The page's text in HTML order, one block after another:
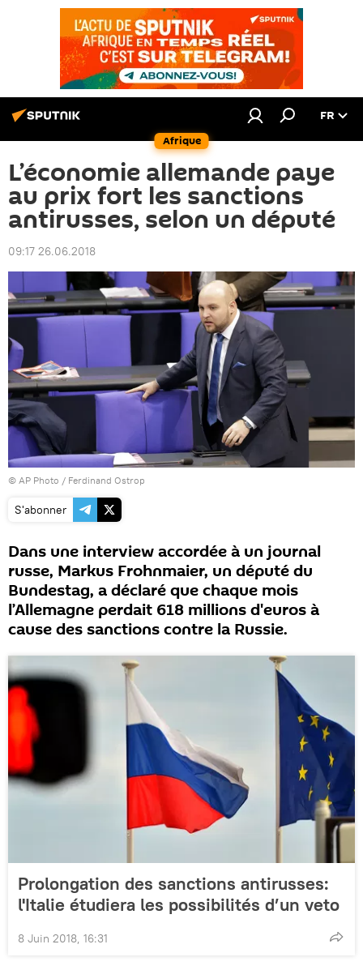
Afrique
FR
L’économie allemande paye
au prix fort les sanctions
antirusses, selon un député
09:17 26.06.2018
© AP Photo / Ferdinand Ostrop
S'abonner
Dans une interview accordée à un journal
russe, Markus Frohnmaier, un député du
Bundestag, a déclaré que chaque mois
l’Allemagne perdait 618 millions d'euros à
cause des sanctions contre la Russie.
Prolongation des sanctions antirusses:
l'Italie étudiera les possibilités d’un veto
8 Juin 2018, 16:31